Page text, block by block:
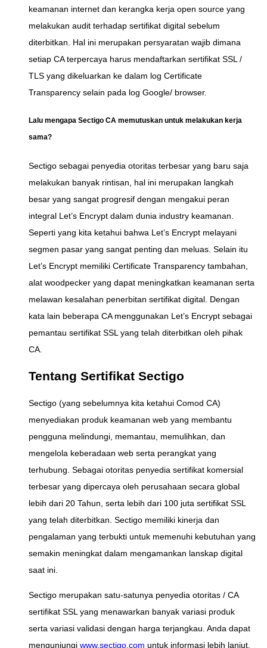
keamanan internet dan kerangka kerja open source yang
melakukan audit terhadap sertifikat digital sebelum
diterbitkan. Hal ini merupakan persyaratan wajib dimana
setiap CA terpercaya harus mendaftarkan sertifikat SSL /
TLS yang dikeluarkan ke dalam log Certificate
Transparency selain pada log Google/ browser.
Lalu mengapa Sectigo CA memutuskan untuk melakukan kerja
sama?
Sectigo sebagai penyedia otoritas terbesar yang baru saja
melakukan banyak rintisan, hal ini merupakan langkah
besar yang sangat progresif dengan mengakui peran
integral Let’s Encrypt dalam dunia industry keamanan.
Seperti yang kita ketahui bahwa Let’s Encrypt melayani
segmen pasar yang sangat penting dan meluas. Selain itu
Let’s Encrypt memiliki Certificate Transparency tambahan,
alat woodpecker yang dapat meningkatkan keamanan serta
melawan kesalahan penerbitan sertifikat digital. Dengan
kata lain beberapa CA menggunakan Let’s Encrypt sebagai
pemantau sertifikat SSL yang telah diterbitkan oleh pihak
CA.
Tentang Sertifikat Sectigo
Sectigo (yang sebelumnya kita ketahui Comod CA)
menyediakan produk keamanan web yang membantu
pengguna melindungi, memantau, memulihkan, dan
mengelola keberadaan web serta perangkat yang
terhubung. Sebagai otoritas penyedia sertifikat komersial
terbesar yang dipercaya oleh perusahaan secara global
lebih dari 20 Tahun, serta lebih dari 100 juta sertifikat SSL
yang telah diterbitkan. Sectigo memiliki kinerja dan
pengalaman yang terbukti untuk memenuhi kebutuhan yang
semakin meningkat dalam mengamankan lanskap digital
saat ini.
Sectigo merupakan satu-satunya penyedia otoritas / CA
sertifikat SSL yang menawarkan banyak variasi produk
serta variasi validasi dengan harga terjangkau. Anda dapat
mengunjungi www.sectigo.com untuk informasi lebih lanjut.